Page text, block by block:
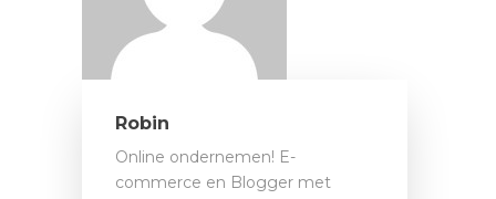
Robin
Online ondernemen! E-
commerce en Blogger met